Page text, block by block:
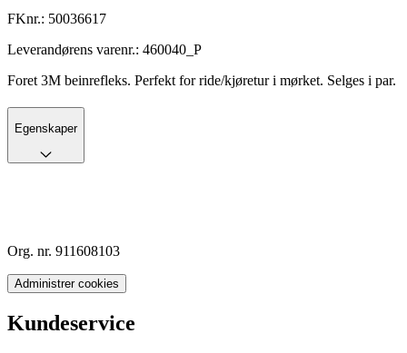
FKnr.: 50036617
Leverandørens varenr.: 460040_P
Foret 3M beinrefleks. Perfekt for ride/kjøretur i mørket. Selges i par.
Egenskaper
Org. nr. 911608103
Administrer cookies
Kundeservice